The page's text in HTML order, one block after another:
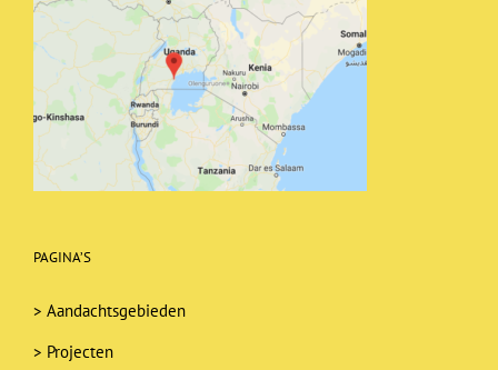
PAGINA’S
> Aandachtsgebieden
> Projecten